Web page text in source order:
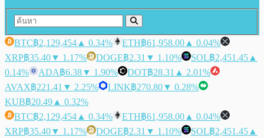
BTC฿2,129,454 ▲ 0.34% ETH฿61,958.00 ▲ 0.04%
XRP฿35.40▼ 1.17% DOGE฿2.31 ▼ 1.10% SOL฿2,451.45 ▲
0.14%
ADA฿6.38▼ 1.90% DOT฿28.31 ▲ 2.01%
AVAX฿221.41 ▼ 2.25% LINK฿270.80▼ 0.28%
KUB฿20.49 ▲ 0.32%
BTC฿2,129,454 ▲ 0.34% ETH฿61,958.00 ▲ 0.04%
XRP฿35.40▼ 1.17% DOGE฿2.31 ▼ 1.10% SOL฿2,451.45 ▲